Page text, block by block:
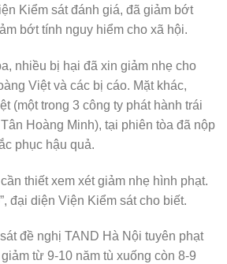
Kiểm sát đánh giá, đã giảm bớt
bớt tính nguy hiểm cho xã hội.
nhiều bị hại đã xin giảm nhẹ cho
Việt và các bị cáo. Mặt khác,
(một trong 3 công ty phát hành trái
Hoàng Minh), tại phiên tòa đã nộp
phục hậu quả.
thiết xem xét giảm nhẹ hình phạt.
đại diện Viện Kiểm sát cho biết.
đề nghị TAND Hà Nội tuyên phạt
từ 9-10 năm tù xuống còn 8-9